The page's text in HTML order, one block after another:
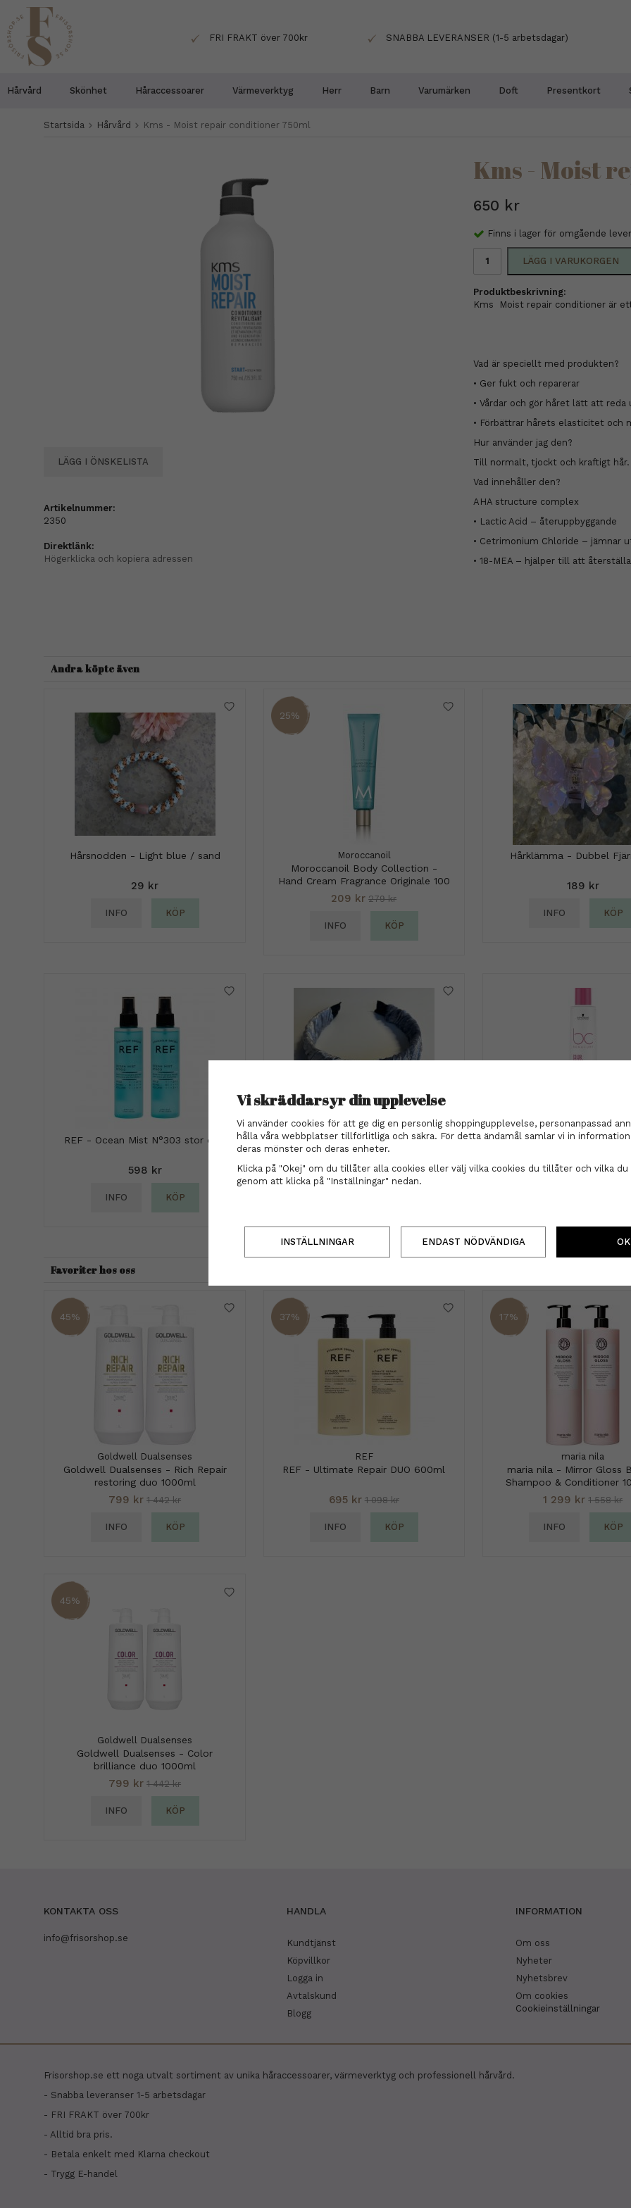
FRI FRAKT över 700kr SNABBA LEVERANSER (1-5 arbetsdagar)
Hårvård Skönhet Håraccessoarer Värmeverktyg Herr Barn Varumärken Doft Presentkort
Startsida Hårvård Kms - Moist repair conditioner 750ml
Kms - Moist
650 kr
Finns i lager för omgående
LÄGG I VARUKORGEN
Produktbeskrivning:
Kms Moist repair conditioner är
Vad är speciellt med produkten?
• Ger fukt och reparerar
• Vårdar och gör håret lätt att reda
• Förbättrar hårets elasticitet och
Hur använder jag den?
Till normalt, tjockt och kraftigt
Vad innehåller den?
AHA structure complex
• Lactic Acid – återuppbyggande
• Cetrimonium Chloride – jämnar
• 18-MEA – hjälper till att
LÄGG I ÖNSKELISTA
Artikelnummer:
2350
Direktlänk:
Högerklicka och kopiera adressen
Andra köpte även
Hårsnodden - Light blue / sand
29 kr
INFO KÖP
25%
Moroccanoil
Moroccanoil Body Collection -
Hand Cream Fragrance Originale 100
ml
209 kr 279 kr
INFO KÖP
Hårklämma - Dubbel
189 kr
INFO KÖP
REF - Ocean Mist N°303 stor duo
598 kr
INFO KÖP
Diadem - Violetta fluffigt blå
139 kr
Schwarzkopf
Freeze Shampoo pH 4,5
Favoriter hos oss
45%
Goldwell Dualsenses
Goldwell Dualsenses - Rich Repair
restoring duo 1000ml
799 kr 1 442 kr
INFO KÖP
37%
REF
REF - Ultimate Repair DUO 600ml
695 kr 1 098 kr
INFO KÖP
17%
maria nila
maria nila - Mirror Gloss
Shampoo & Conditioner
1 299 kr 1 558 kr
INFO KÖP
45%
Goldwell Dualsenses
Goldwell Dualsenses - Color
brilliance duo 1000ml
799 kr 1 442 kr
INFO KÖP
KONTAKTA OSS
info@frisorshop.se
HANDLA
Kundtjänst
Köpvillkor
Logga in
Avtalskund
Blogg
INFORMATION
Om oss
Nyheter
Nyhetsbrev
Om cookies
Cookieinställningar
Frisorshop.se ett noga utvalt sortiment av unika håraccessoarer, värmeverktyg och professionell hårvård.
- Snabba leveranser 1-5 arbetsdagar
- FRI FRAKT över 700kr
- Alltid bra pris.
- Betala enkelt med Klarna checkout
- Trygg E-handel
Vi skräddarsyr din upplevelse
Vi använder cookies för att ge dig en personlig shoppingupplevelse, personanpassad
hålla våra webbplatser tillförlitliga och säkra. För detta ändamål samlar vi in information
deras mönster och deras enheter.
Klicka på "Okej" om du tillåter alla cookies eller välj vilka cookies du tillåter och vilka du
genom att klicka på "Inställningar" nedan.
INSTÄLLNINGAR ENDAST NÖDVÄNDIGA